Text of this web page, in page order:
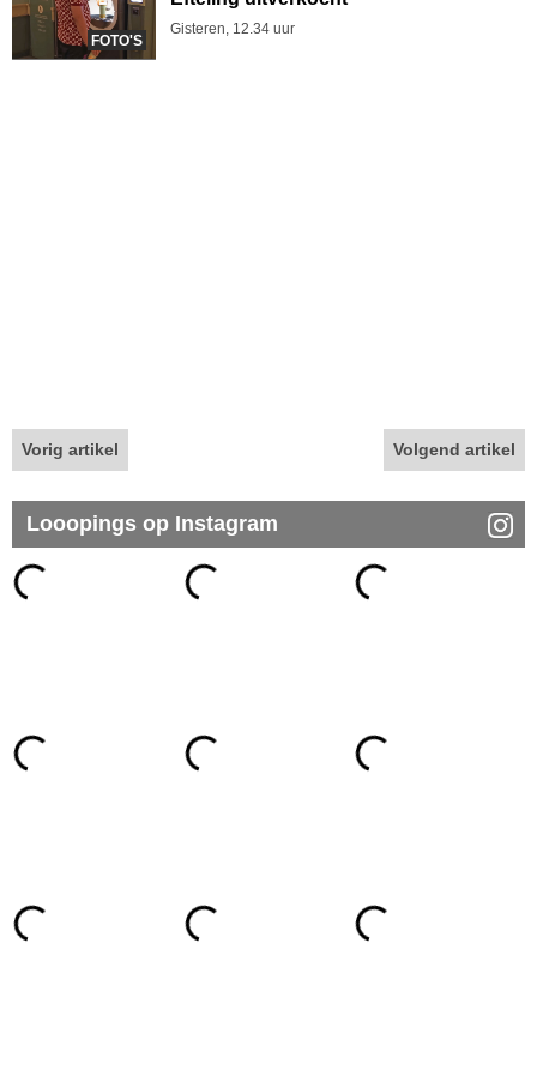
FOTO'S
Gisteren, 12.34 uur
Vorig artikel Volgend artikel
Looopings op Instagram